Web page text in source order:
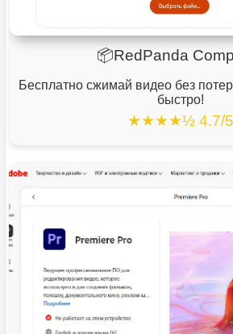
📦RedPanda
Бесплатно сжимай видео без
быстро!
★★★★½ 4.7/5